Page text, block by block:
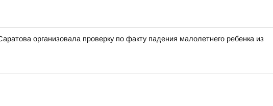
организовала проверку по факту падения малолетнего ребенка из